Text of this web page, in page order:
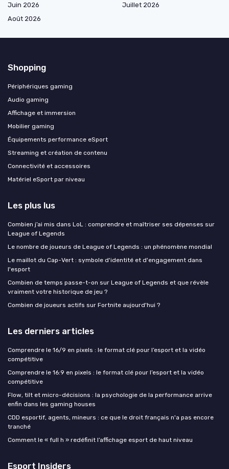
Juin 2026
Juillet 2026
Août 2026
Shopping
Périphériques gaming
Audio gaming
Affichage et immersion
Mobilier gaming
Équipements performance eSport
Streaming et création de contenu
Connectivité et accessoires
Matériel eSport par niveau
Les plus lus
Combien j’ai mis dans LoL : comprendre et maîtriser ses dépenses sur
League of Legends
Le nombre de joueurs de League of Legends : un phénomène mondial
Le maillot du Cap-Vert : symbole d'identité et d'engagement dans
l'esport
Combien de temps passe-t-on sur League of Legends et que révèle
vraiment votre historique de jeu ?
Combien de joueurs actifs sur Fortnite aujourd'hui ?
Les derniers articles
Comprendre le 16/9 en pixels : le format clé pour l’esport et la vidéo
compétitive
Comprendre le 16:9 en pixels : le format clé pour l’esport et la vidéo
compétitive
Flow, tilt et micro-décisions : la psychologie de la performance arrive
enfin dans les gaming houses
CDD esportif, agents, mineurs : ce que le droit français n'a pas encore
tranché
Comment le « full h » redéfinit l’affichage esport de haut niveau
Esport Insiders